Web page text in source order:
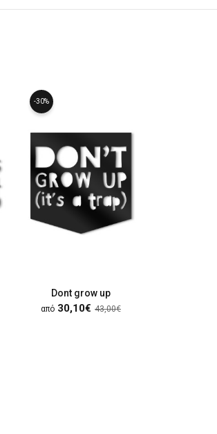
-30%
Dont grow up
από 30,10€ 43,00€